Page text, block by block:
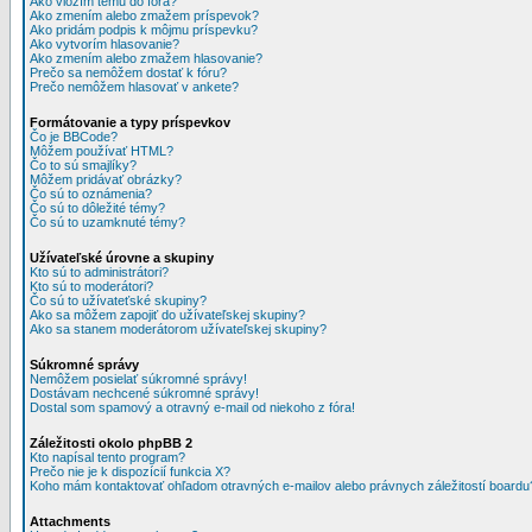
Ako zmením alebo zmažem príspevok?
Ako pridám podpis k môjmu príspevku?
Ako vytvorím hlasovanie?
Ako zmením alebo zmažem hlasovanie?
Prečo sa nemôžem dostať k fóru?
Prečo nemôžem hlasovať v ankete?
Formátovanie a typy príspevkov
Čo je BBCode?
Môžem používať HTML?
Čo to sú smajlíky?
Môžem pridávať obrázky?
Čo sú to oznámenia?
Čo sú to dôležité témy?
Čo sú to uzamknuté témy?
Užívateľské úrovne a skupiny
Kto sú to administrátori?
Kto sú to moderátori?
Čo sú to užívateťské skupiny?
Ako sa môžem zapojiť do užívateľskej skupiny?
Ako sa stanem moderátorom užívateľskej skupiny?
Súkromné správy
Nemôžem posielať súkromné správy!
Dostávam nechcené súkromné správy!
Dostal som spamový a otravný e-mail od niekoho z fóra!
Záležitosti okolo phpBB 2
Kto napísal tento program?
Prečo nie je k dispozícií funkcia X?
Koho mám kontaktovať ohľadom otravných e-mailov alebo právnych záležitostí
Attachments